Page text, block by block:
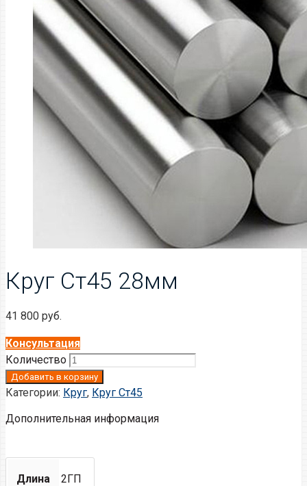
Круг Ст45 28мм
41 800 руб.
Консультация
Количество
Добавить в корзину
Категории: Круг, Круг Ст45
Дополнительная информация
Длина 2ГП